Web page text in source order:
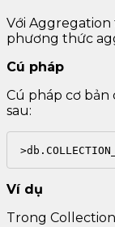
Với
phương thức
Cú pháp
Cú pháp cơ
sau:
Ví dụ
Trong